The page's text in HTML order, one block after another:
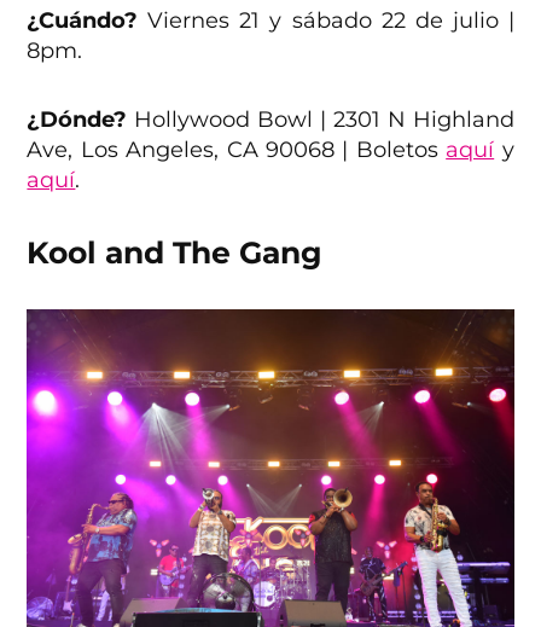
¿Cuándo? Viernes 21 y sábado 22 de julio |
8pm.
¿Dónde? Hollywood Bowl | 2301 N Highland
Ave, Los Angeles, CA 90068 | Boletos aquí y
aquí.
Kool and The Gang